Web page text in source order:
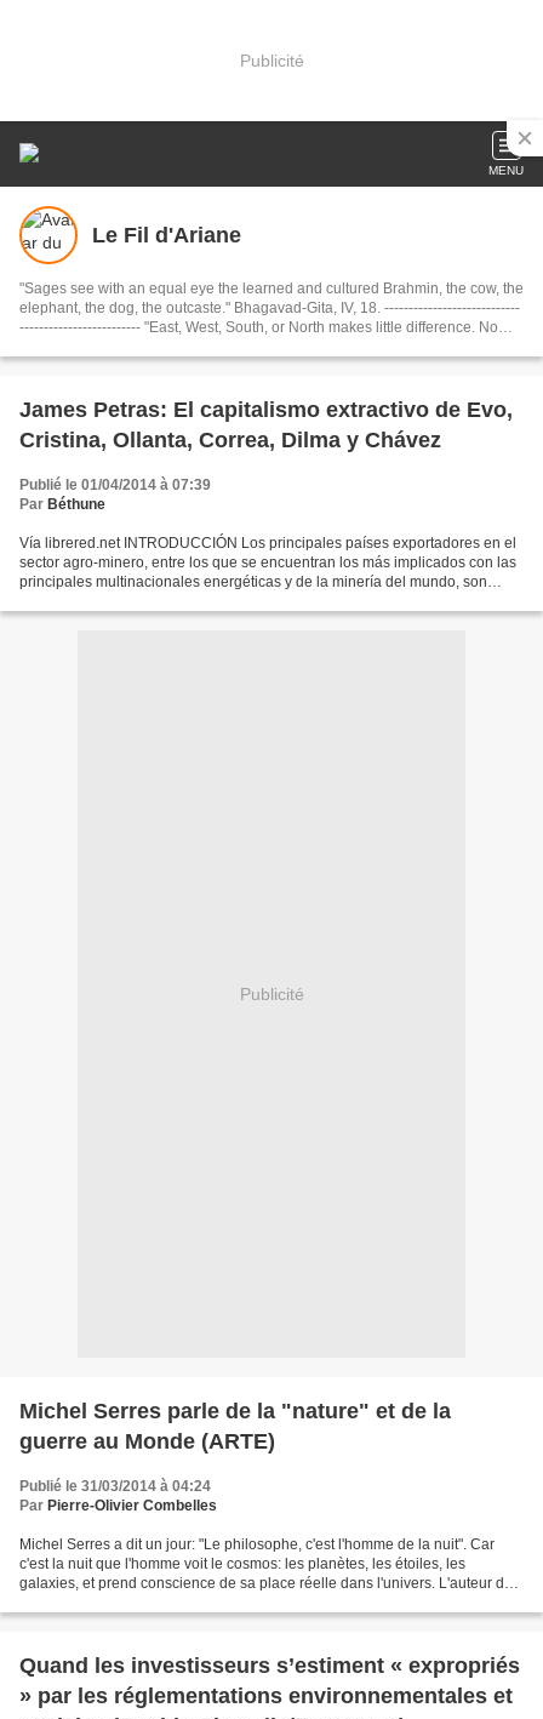
Publicité
MENU
Le Fil d'Ariane
"Sages see with an equal eye the learned and cultured Brahmin, the cow, the
elephant, the dog, the outcaste." Bhagavad-Gita, IV, 18. ----------------------------
------------------------- "East, West, South, or North makes little difference. No
within. If you travel within, you’ll travel the whole wide world and beyond." .
Rakshitah ( धर्मो रक्षति रक्षितः): "The Dharma protects those who protect it."
James Petras: El capitalismo extractivo de Evo,
Cristina, Ollanta, Correa, Dilma y Chávez
Publié le 01/04/2014 à 07:39
Par Béthune
Vía librered.net INTRODUCCIÓN Los principales países exportadores en el
sector agro-minero, entre los que se encuentran los más implicados con las
principales multinacionales energéticas y de la minería del mundo, son
Publicité
Michel Serres parle de la "nature" et de la
guerre au Monde (ARTE)
Publié le 31/03/2014 à 04:24
Par Pierre-Olivier Combelles
Michel Serres a dit un jour: "Le philosophe, c'est l'homme de la nuit". Car
c'est la nuit que l'homme voit le cosmos: les planètes, les étoiles, les
galaxies, et prend conscience de sa place réelle dans l'univers. L'auteur du
Quand les investisseurs s’estiment « expropriés
» par les réglementations environnementales et